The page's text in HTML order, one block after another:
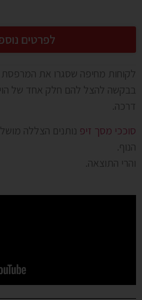
לפרטים
לקוחות מחיפה שסגרו את המרפסת
בבקשה להצל להם חלק אחד של
דרכה.
סוככי מסך זיפ נותנים הצללה
הנוף.
והרי התוצאה.